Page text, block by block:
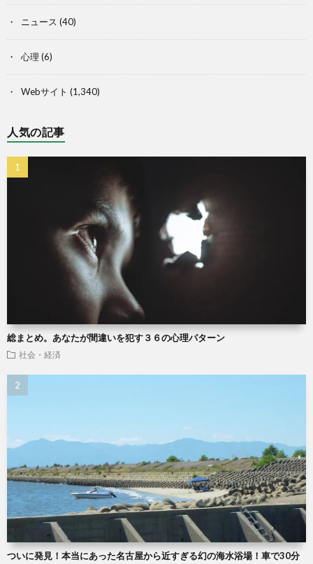
ニュース (40)
心理 (6)
Webサイト (1,340)
人気の記事
総まとめ。あなたが間違いを犯す３６の心理パターン
社会・経済
ついに発見！本当にあった名古屋から近すぎる幻の海水浴場！車で30分